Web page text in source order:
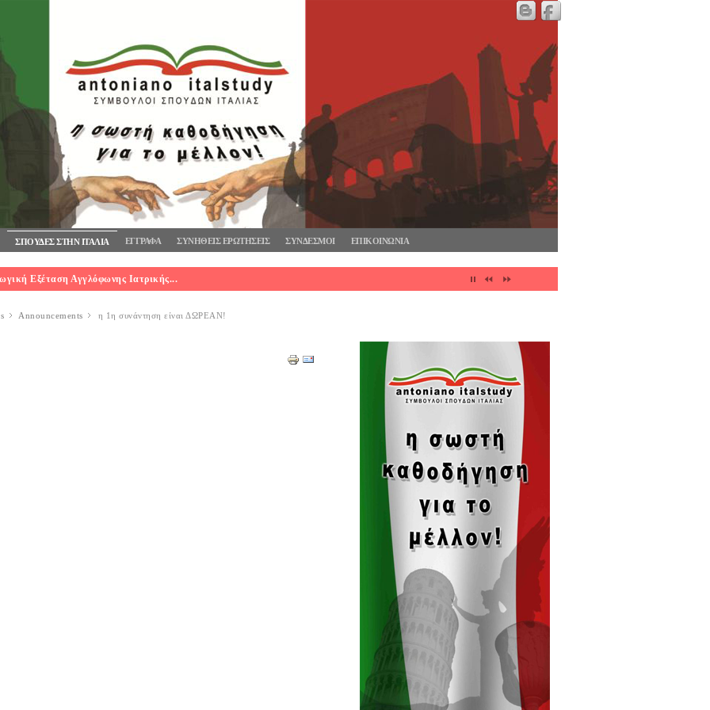
ΣΠΟΥΔΕΣ ΣΤΗΝ ΙΤΑΛΙΑ ΕΓΓΡΑΦΑ ΣΥΝΗΘΕΙΣ ΕΡΩΤΗΣΕΙΣ ΣΥΝΔΕΣΜΟΙ ΕΠΙΚΟΙΝΩΝΙΑ
Εξέταση Αγγλόφωνης Ιατρικής...
Announcements η 1η συνάντηση είναι ΔΩΡΕΑΝ!